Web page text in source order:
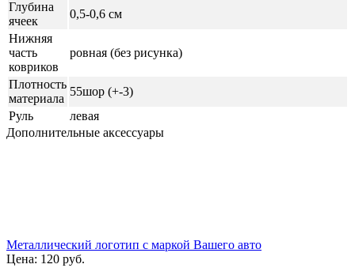
Глубина
ячеек
0,5-0,6 см
Нижняя
часть
ковриков
ровная (без рисунка)
Плотность
материала
55шор (+-3)
Руль
левая
Дополнительные аксессуары
Металлический логотип с маркой Вашего авто
Цена: 120 руб.